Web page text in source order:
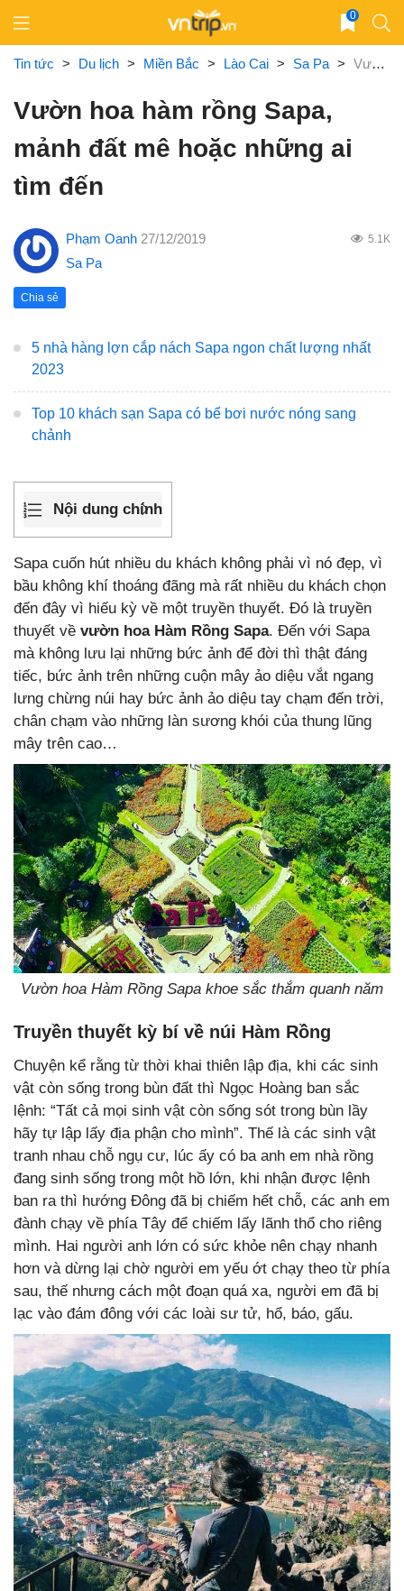
content
0
Tin tức > Du lịch > Miền Bắc > Lào Cai > Sa Pa > Vườn hoa hàm rồng Sapa, mảnh đất mê hoặc những ai tìm đến
Vườn hoa hàm rồng Sapa,
mảnh đất mê hoặc những ai
tìm đến
Phạm Oanh 27/12/2019 5.1K
Sa Pa
Chia sẻ
5 nhà hàng lợn cắp nách Sapa ngon chất lượng nhất
2023
Top 10 khách sạn Sapa có bể bơi nước nóng sang
chảnh
Nội dung chính
Sapa cuốn hút nhiều du khách không phải vì nó đẹp, vì
bầu không khí thoáng đãng mà rất nhiều du khách chọn
đến đây vì hiếu kỳ về một truyền thuyết. Đó là truyền
thuyết về vườn hoa Hàm Rồng Sapa. Đến với Sapa
mà không lưu lại những bức ảnh để đời thì thật đáng
tiếc, bức ảnh trên những cuộn mây ảo diệu vắt ngang
lưng chừng núi hay bức ảnh ảo diệu tay chạm đến trời,
chân chạm vào những làn sương khói của thung lũng
mây trên cao…
Vườn hoa Hàm Rồng Sapa khoe sắc thắm quanh năm
Truyền thuyết kỳ bí về núi Hàm Rồng
Chuyện kể rằng từ thời khai thiên lập địa, khi các sinh
vật còn sống trong bùn đất thì Ngọc Hoàng ban sắc
lệnh: “Tất cả mọi sinh vật còn sống sót trong bùn lầy
hãy tự lập lấy địa phận cho mình”. Thế là các sinh vật
tranh nhau chỗ ngụ cư, lúc ấy có ba anh em nhà rồng
đang sinh sống trong một hồ lớn, khi nhận được lệnh
ban ra thì hướng Đông đã bị chiếm hết chỗ, các anh em
đành chạy về phía Tây để chiếm lấy lãnh thổ cho riêng
mình. Hai người anh lớn có sức khỏe nên chạy nhanh
hơn và dừng lại chờ người em yếu ớt chạy theo từ phía
sau, thế nhưng cách một đoạn quá xa, người em đã bị
lạc vào đám đông với các loài sư tử, hổ, báo, gấu.